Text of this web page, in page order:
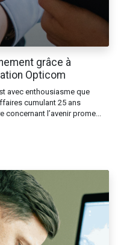
grâce à
Opticom
avec enthousiasme que
cumulant 25 ans
l’avenir prome...